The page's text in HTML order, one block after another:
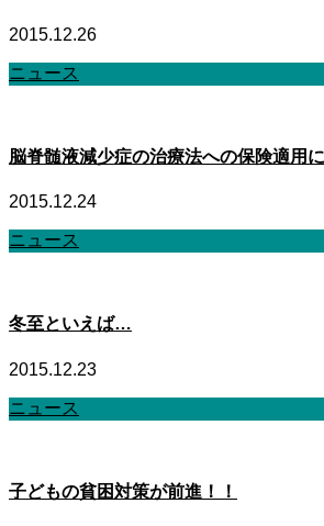
2015.12.26
ニュース
脳脊髄液減少症の治療法への保険適用
2015.12.24
ニュース
冬至といえば…
2015.12.23
ニュース
子どもの貧困対策が前進！！